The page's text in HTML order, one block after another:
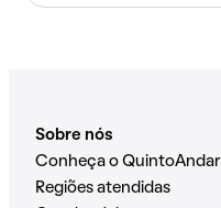
Sobre nós
Conheça o QuintoAndar
Regiões atendidas